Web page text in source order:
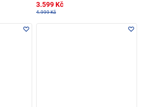
3.599 Kč
4.999 Kč